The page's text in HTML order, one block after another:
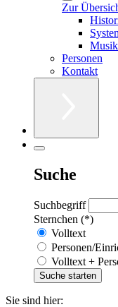
Zur
Personen
Kontakt
Suche
Suchbegriff
Sternchen (*)
Volltext
Personen/
Volltext +
Sie sind hier: